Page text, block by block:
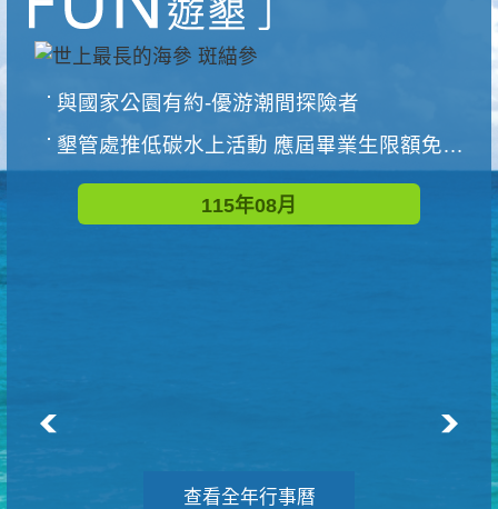
與國家公園有約-優游潮間探險者
墾管處推低碳水上活動 應屆畢業生限額免費參加
115年08月
查看全年行事曆